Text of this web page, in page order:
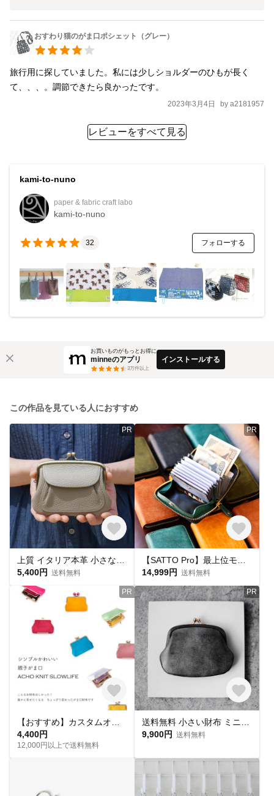
おすわり猫のがま口ポシェット（グレー）
旅行用に探していました。私には少しショルダーのひもが長く
て、、、。調節できたら良かったです。
2023年3月4日 by a2181957
レビューをすべて見る
kami-to-nuno
paper & fabric craft labo
kami-to-nuno
32 フォローする
お買いものがもっとお得に
minneのアプリ
3万件以上
インストールする
この作品を見ている人におすすめ
PR
5,400円 送料無料
PR
14,999円 送料無料
PR
4,400円
12,000円以上で送料無料
PR
9,900円 送料無料